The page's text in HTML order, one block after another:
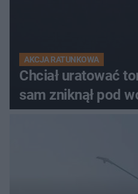
AKCJA RATUNKOWA
Chciał uratować
sam zniknął pod